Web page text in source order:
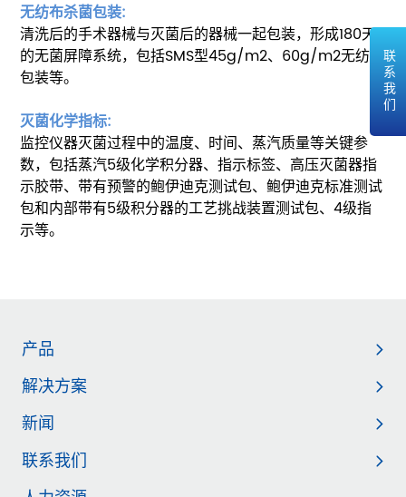
无纺布杀菌包装:
清洗后的手术器械与灭菌后的器械一起包装，形成180天
的无菌屏障系统，包括SMS型45g/m2、60g/m2无纺布
包装等。
灭菌化学指标:
监控仪器灭菌过程中的温度、时间、蒸汽质量等关键参
数，包括蒸汽5级化学积分器、指示标签、高压灭菌器指
示胶带、带有预警的鲍伊迪克测试包、鲍伊迪克标准测试
包和内部带有5级积分器的工艺挑战装置测试包、4级指
示等。
联系我们
产品
解决方案
新闻
联系我们